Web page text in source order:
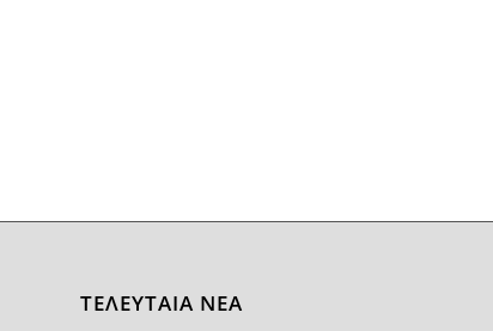
ΤΕΛΕΥΤΑΙΑ ΝΕΑ